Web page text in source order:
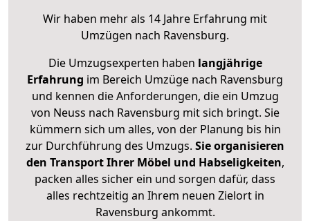
Wir haben mehr als 14 Jahre Erfahrung mit
Umzügen nach Ravensburg.
Die Umzugsexperten haben langjährige
Erfahrung im Bereich Umzüge nach Ravensburg
und kennen die Anforderungen, die ein Umzug
von Neuss nach Ravensburg mit sich bringt. Sie
kümmern sich um alles, von der Planung bis hin
zur Durchführung des Umzugs. Sie organisieren
den Transport Ihrer Möbel und Habseligkeiten,
packen alles sicher ein und sorgen dafür, dass
alles rechtzeitig an Ihrem neuen Zielort in
Ravensburg ankommt.